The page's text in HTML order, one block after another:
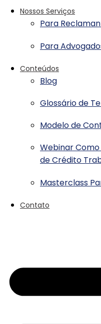
Nossos Serviços
Para
Para
Conteúdos
Blog
Glossário de
Modelo de
Webinar
de Crédito
Masterclass
Contato